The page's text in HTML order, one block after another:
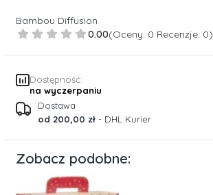
Bambou Diffusion
0.00(Oceny: 0 Recenzje: 0)
Dostępność:
na wyczerpaniu
Dostawa
od 200,00 zł - DHL Kurier
Zobacz podobne: